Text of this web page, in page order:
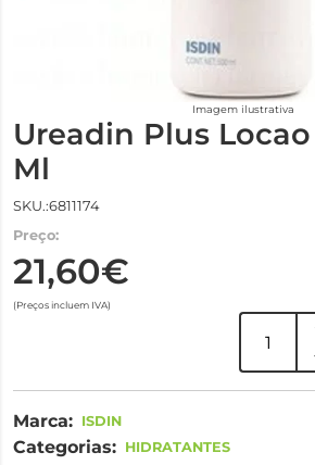
Imagem ilustrativa
Ureadin Plus
Ml
SKU.:6811174
Preço:
21,60€
(Preços incluem IVA)
Marca: ISDIN
Categorias: HIDRATANTES